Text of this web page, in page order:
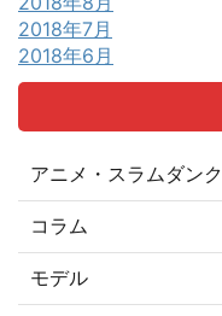
2018年7月
2018年6月
アニメ・スラムダンク
コラム
モデル